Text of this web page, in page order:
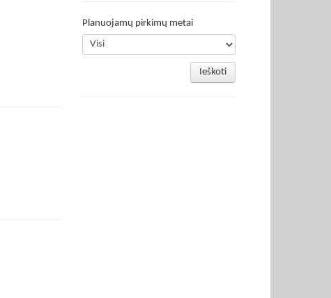
Planuojamų pirkimų metai
Ieškoti